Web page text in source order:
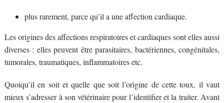
plus rarement, parce qu’il a une affection cardiaque.
Les origines des affections respiratoires et cardiaques sont elles aussi
diverses : elles peuvent être parasitaires, bactériennes, congénitales,
tumorales, traumatiques, inflammatoires etc.
Quoiqu’il en soit et quelle que soit l’origine de cette toux, il vaut
mieux s’adresser à son vétérinaire pour l’identifier et la traiter. Avant